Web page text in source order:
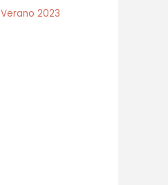
Verano 2023